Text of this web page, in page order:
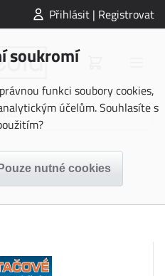
Přihlásit | Registrovat
soukromí
funkci soubory cookies,
účelům. Souhlasíte s